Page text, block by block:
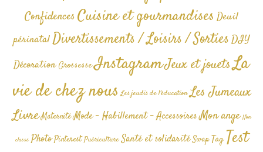
Confidences Cuisine et gourmandises Deuil
périnatalDivertissements / Loisirs / SortiesDIY
Décoration GrossesseInstagramJeux et jouetsLa
vie de chez nous Les jeudis de l'éducation Les Jumeaux
Livre Maternité Mode - Habillement - AccessoiresMon ange Non
classé Photo Pinterest Puériculture Santé et solidarité Swap TagTest